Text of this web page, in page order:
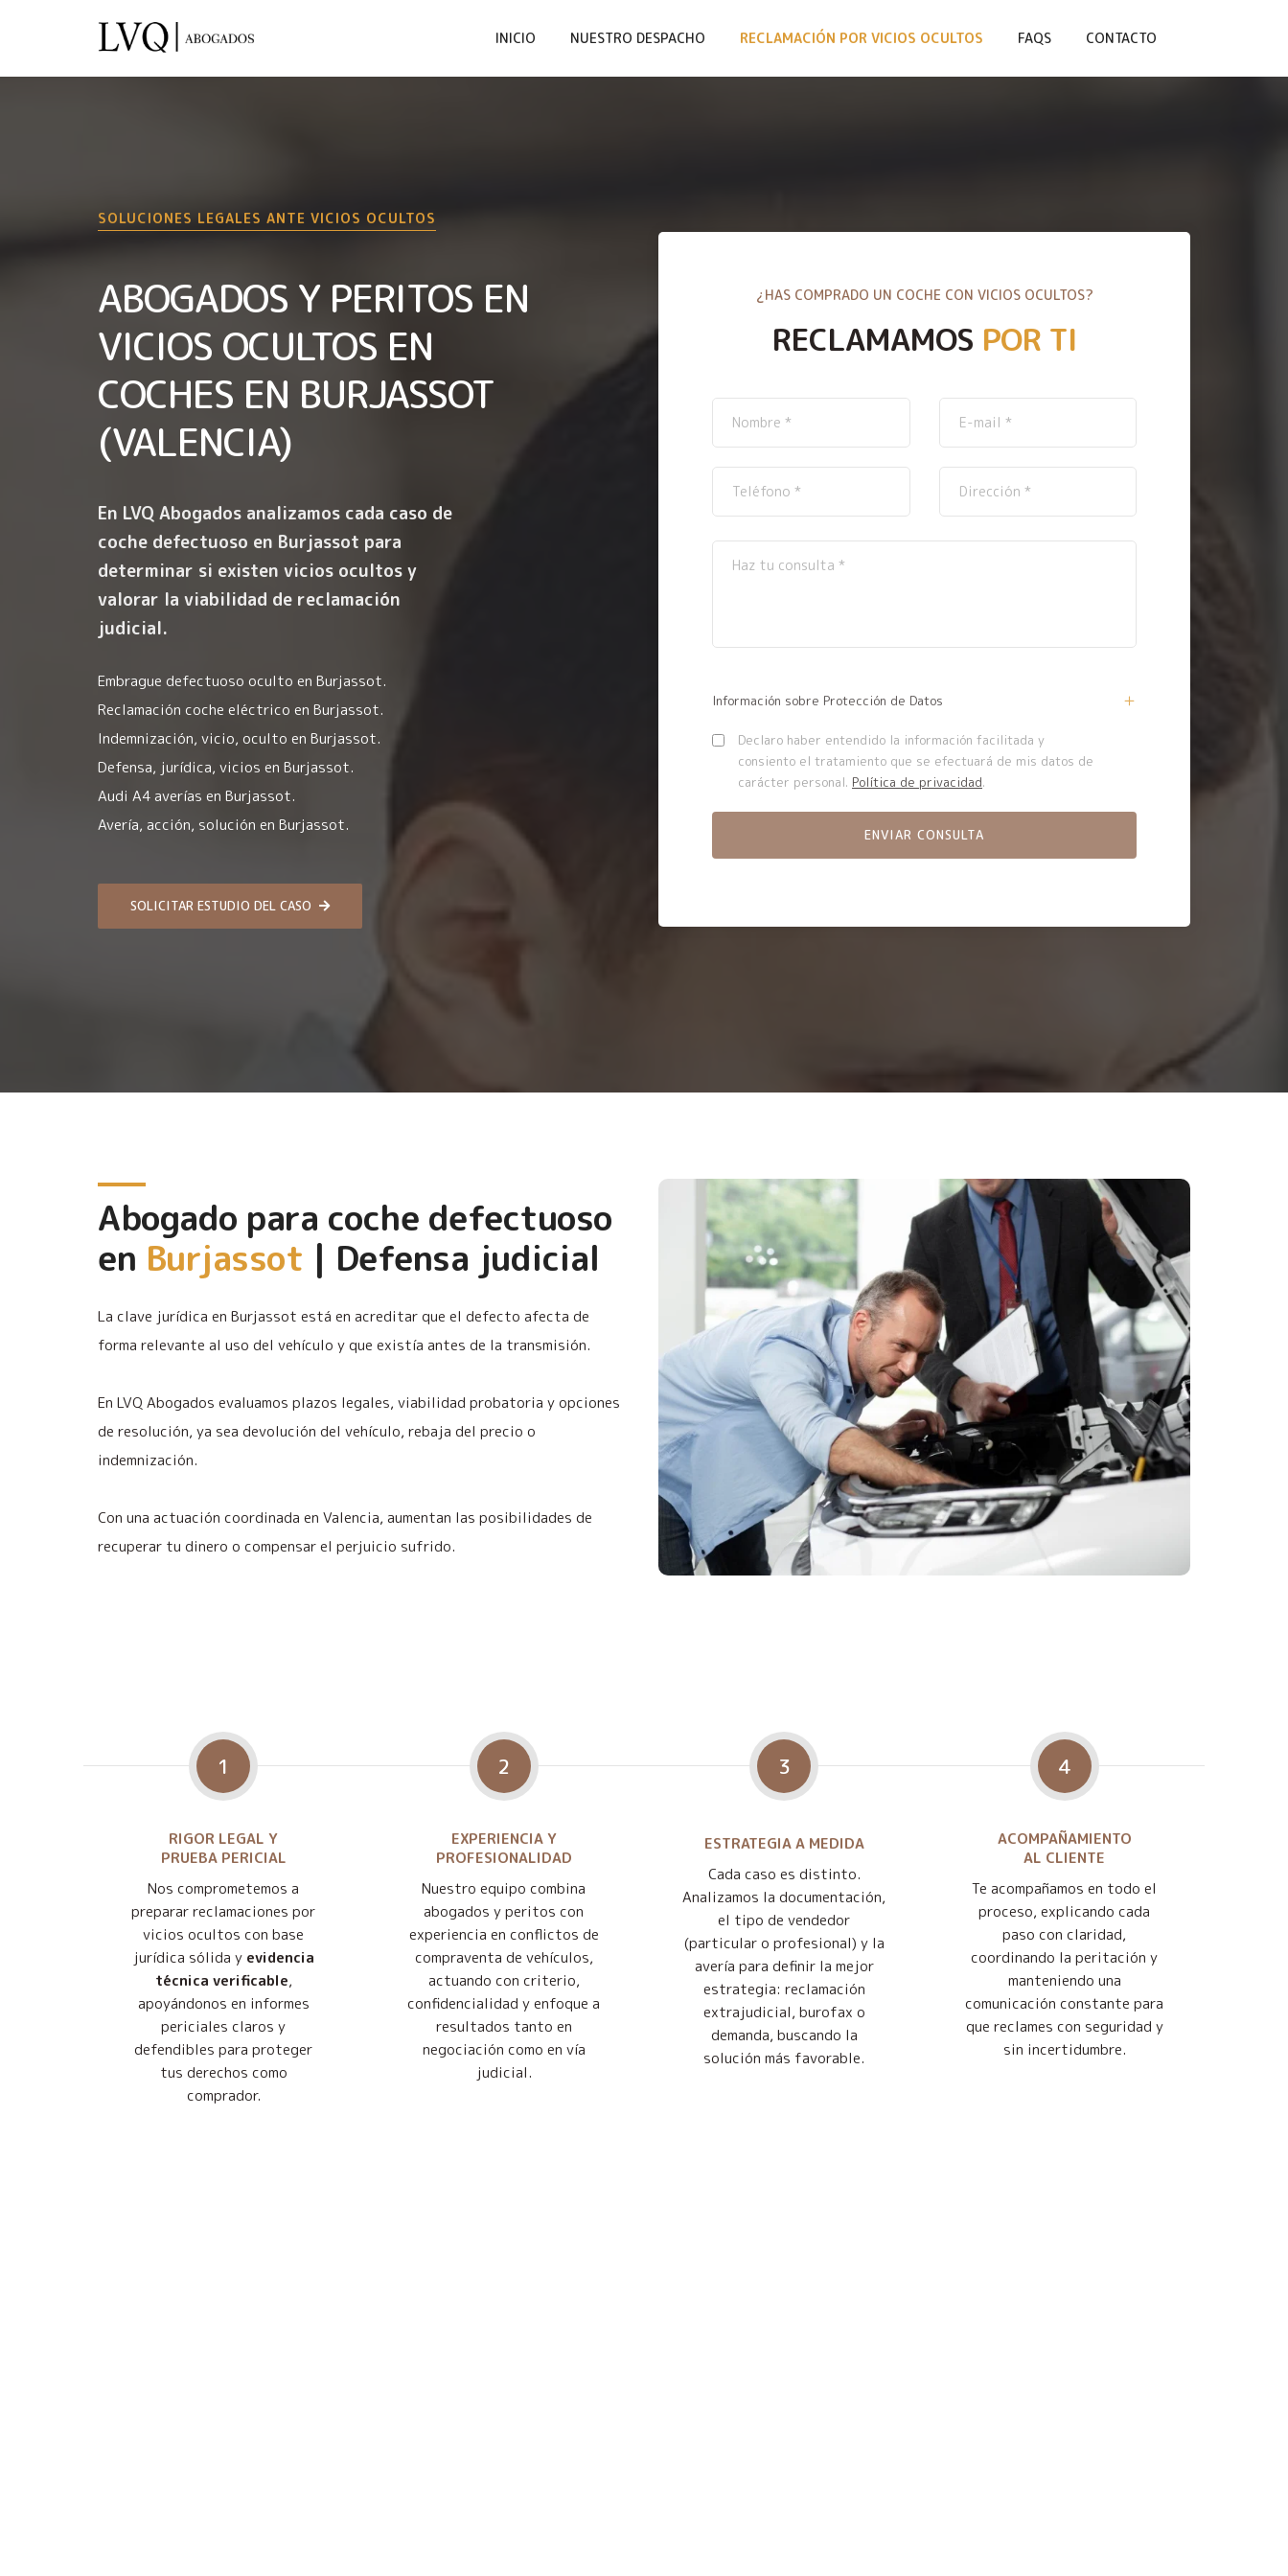
INICIO NUESTRO DESPACHO RECLAMACIÓN POR VICIOS OCULTOS FAQS CONTACTO
SOLUCIONES LEGALES ANTE VICIOS OCULTOS
ABOGADOS Y PERITOS EN
VICIOS OCULTOS EN
COCHES EN BURJASSOT
(VALENCIA)
En LVQ Abogados analizamos cada caso de
coche defectuoso en Burjassot para
determinar si existen vicios ocultos y
valorar la viabilidad de reclamación
judicial.
Embrague defectuoso oculto en Burjassot.
Reclamación coche eléctrico en Burjassot.
Indemnización, vicio, oculto en Burjassot.
Defensa, jurídica, vicios en Burjassot.
Audi A4 averías en Burjassot.
Avería, acción, solución en Burjassot.
SOLICITAR ESTUDIO DEL CASO
¿HAS COMPRADO UN COCHE CON VICIOS OCULTOS?
RECLAMAMOS POR TI
Información sobre Protección de Datos
Declaro haber entendido la información facilitada y
consiento el tratamiento que se efectuará de mis datos de
carácter personal. Política de privacidad.
Abogado para coche defectuoso
en Burjassot | Defensa judicial
La clave jurídica en Burjassot está en acreditar que el defecto afecta de
forma relevante al uso del vehículo y que existía antes de la transmisión.
En LVQ Abogados evaluamos plazos legales, viabilidad probatoria y opciones
de resolución, ya sea devolución del vehículo, rebaja del precio o
indemnización.
Con una actuación coordinada en Valencia, aumentan las posibilidades de
recuperar tu dinero o compensar el perjuicio sufrido.
1
RIGOR LEGAL Y
PRUEBA PERICIAL
Nos comprometemos a
preparar reclamaciones por
vicios ocultos con base
jurídica sólida y evidencia
técnica verificable,
apoyándonos en informes
periciales claros y
defendibles para proteger
tus derechos como
comprador.
2
EXPERIENCIA Y
PROFESIONALIDAD
Nuestro equipo combina
abogados y peritos con
experiencia en conflictos de
compraventa de vehículos,
actuando con criterio,
confidencialidad y enfoque a
resultados tanto en
negociación como en vía
judicial.
3
ESTRATEGIA A MEDIDA
Cada caso es distinto.
Analizamos la documentación,
el tipo de vendedor
(particular o profesional) y la
avería para definir la mejor
estrategia: reclamación
extrajudicial, burofax o
demanda, buscando la
solución más favorable.
4
ACOMPAÑAMIENTO
AL CLIENTE
Te acompañamos en todo el
proceso, explicando cada
paso con claridad,
coordinando la peritación y
manteniendo una
comunicación constante para
que reclames con seguridad y
sin incertidumbre.